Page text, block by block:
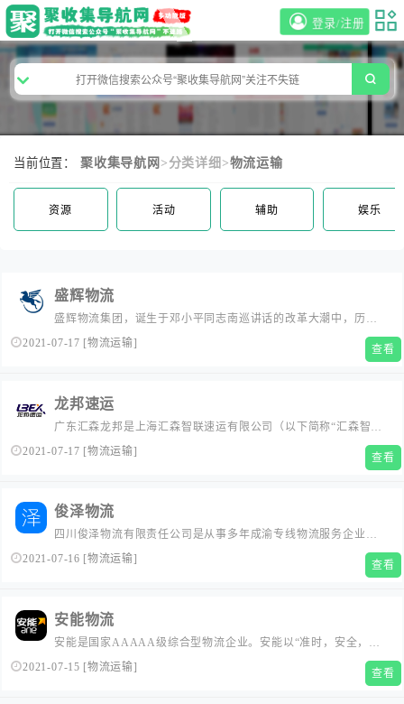
登录/注册
当前位置： 聚收集导航网 >分类详细>物流运输
资源 活动 辅助 娱乐
盛辉物流
盛辉物流集团，诞生于邓小平同志南巡讲话的改革大潮中，历经
29年发展，已成 为集供应链管理、物流解决方案提供、甩挂运
输、仓储配送、物流信息系统建设、金融质押、汽车服务为一体
以 ...
2021-07-17 [物流运输] 查看
龙邦速运
广东汇森龙邦是上海汇森智联速运有限公司（以下简称“汇森智
联”）于2020年3月8日推出的高品质、高时效全国快运网络。汇森
智联是一家以物流供应链管理为核心，布局全国物流网络运营和
2021-07-17 [物流运输] 查看
俊泽物流
四川俊泽物流有限责任公司是从事多年成渝专线物流服务企业，
公司注册资本100万人，公司建有物流信息化系统和强大的运力系
2021-07-16 [物流运输] 查看
安能物流
安能是国家AAAAA级综合型物流企业。安能以“准时，安全，服
务，经济”的理念，提供遍布全国的零担快运服务。...
2021-07-15 [物流运输] 查看